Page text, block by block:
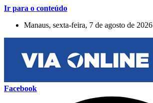
Ir para o conteúdo
Manaus, sexta-feira, 7 de agosto de 2026
Facebook